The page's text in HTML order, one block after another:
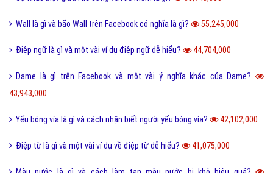
Hỏi đáp điện thoại
Hỏi đáp máy tính
Lỗi 404 là gì? Những cách khắc phục lỗi 404 là gì? 5,039,973,000